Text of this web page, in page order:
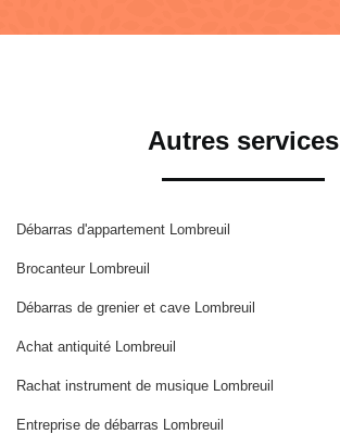
Autres services
Débarras d'appartement Lombreuil
Brocanteur Lombreuil
Débarras de grenier et cave Lombreuil
Achat antiquité Lombreuil
Rachat instrument de musique Lombreuil
Entreprise de débarras Lombreuil